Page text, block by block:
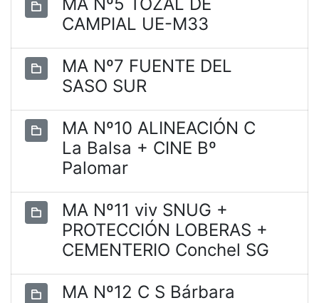
CAMPIAL UE-M33
MA Nº7 FUENTE DEL
SASO SUR
MA Nº10 ALINEACIÓN C
La Balsa + CINE Bº
Palomar
MA Nº11 viv SNUG +
PROTECCIÓN LOBERAS +
CEMENTERIO Conchel SG
MA Nº12 C S Bárbara